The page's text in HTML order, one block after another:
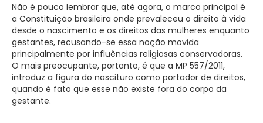
Não é pouco lembrar que, até agora, o marco principal é
a Constituição brasileira onde prevaleceu o direito à vida
desde o nascimento e os direitos das mulheres enquanto
gestantes, recusando-se essa noção movida
principalmente por influências religiosas conservadoras.
O mais preocupante, portanto, é que a MP 557/2011,
introduz a figura do nascituro como portador de direitos,
quando é fato que esse não existe fora do corpo da
gestante.